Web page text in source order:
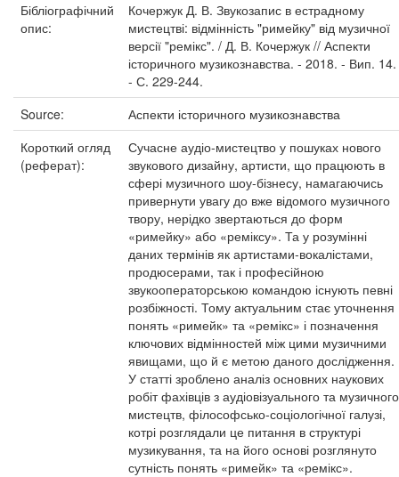
Бібліографічний
опис:
Кочержук Д. В. Звукозапис в естрадному
мистецтві: відмінність "римейку" від музичної
версії "ремікс". / Д. В. Кочержук // Аспекти
історичного музикознавства. - 2018. - Вип. 14.
- С. 229-244.
Source:
Аспекти історичного музикознавства
Короткий огляд
(реферат):
Сучасне аудіо-мистецтво у пошуках нового
звукового дизайну, артисти, що працюють в
сфері музичного шоу‑бізнесу, намагаючись
привернути увагу до вже відомого музичного
твору, нерідко звертаються до форм
«римейку» або «реміксу». Та у розумінні
даних термінів як артистами‑вокалістами,
продюсерами, так і професійною
звукооператорською командою існують певні
розбіжності. Тому актуальним стає уточнення
понять «римейк» та «ремікс» і позначення
ключових відмінностей між цими музичними
явищами, що й є метою даного дослідження.
У статті зроблено аналіз основних наукових
робіт фахівців з аудіовізуального та музичного
мистецтв, філософсько-соціологічної галузі,
котрі розглядали це питання в структурі
музикування, та на його основі розглянуто
сутність понять «римейк» та «ремікс».